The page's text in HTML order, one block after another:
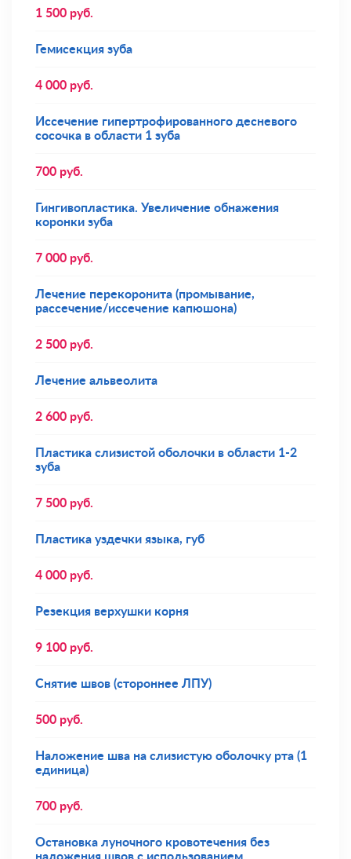
1 500 руб.
Гемисекция зуба
4 000 руб.
Иссечение гипертрофированного десневого
сосочка в области 1 зуба
700 руб.
Гингивопластика. Увеличение обнажения
коронки зуба
7 000 руб.
Лечение перекоронита (промывание,
рассечение/иссечение капюшона)
2 500 руб.
Лечение альвеолита
2 600 руб.
Пластика слизистой оболочки в области 1-2
зуба
7 500 руб.
Пластика уздечки языка, губ
4 000 руб.
Резекция верхушки корня
9 100 руб.
Снятие швов (стороннее ЛПУ)
500 руб.
Наложение шва на слизистую оболочку рта (1
единица)
700 руб.
Остановка луночного кровотечения без